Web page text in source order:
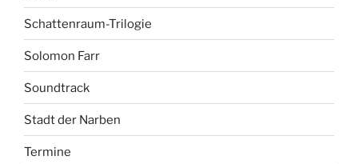
Schattenraum-Trilogie
Solomon Farr
Soundtrack
Stadt der Narben
Termine